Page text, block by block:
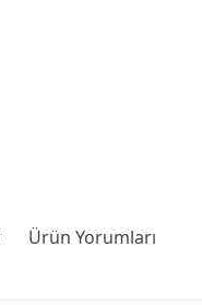
Ürün Yorumları